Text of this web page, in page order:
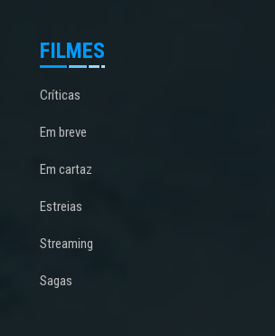
FILMES
Críticas
Em breve
Em cartaz
Estreias
Streaming
Sagas